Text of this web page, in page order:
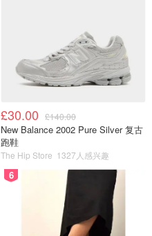
£30.00 £140.00
New Balance 2002 Pure Silver 复古
跑鞋
The Hip Store 1327人感兴趣
6